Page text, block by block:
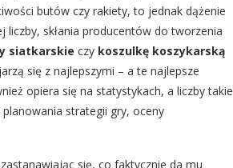
butów czy rakiety, to jednak dążenie
skłania producentów do tworzenia
siatkarskie czy koszulkę koszykarską
się z najlepszymi – a te najlepsze
opiera się na statystykach, a liczby takie
strategii gry, oceny
się, co faktycznie da mu